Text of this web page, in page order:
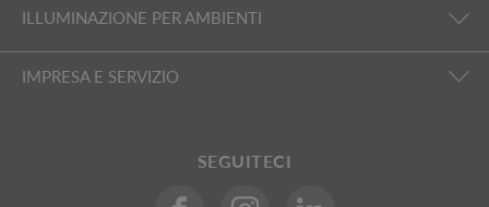
ILLUMINAZIONE PER AMBIENTI
IMPRESA E SERVIZIO
SEGUITECI